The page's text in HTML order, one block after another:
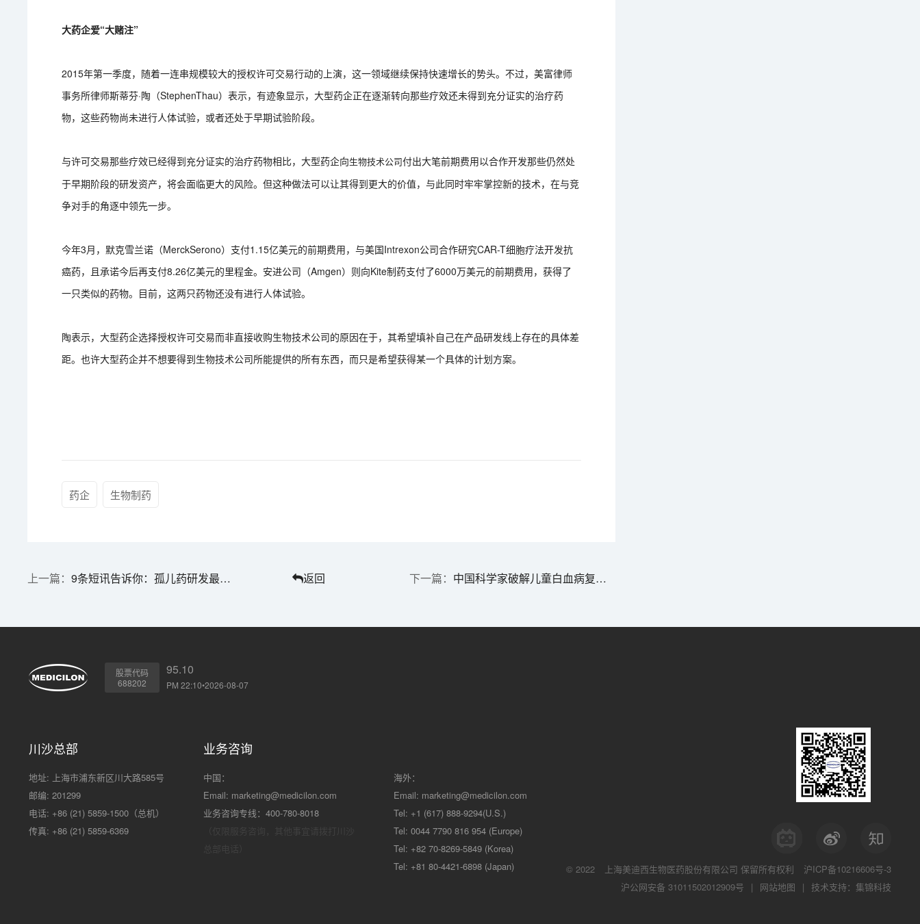
大药企爱“大赌注”
2015年第一季度，随着一连串规模较大的授权许可交易行动的上演，这一领域继续保持快速增长的势头。不过，美富律师
事务所律师斯蒂芬·陶（StephenThau）表示，有迹象显示，大型药企正在逐渐转向那些疗效还未得到充分证实的治疗药
物，这些药物尚未进行人体试验，或者还处于早期试验阶段。
与许可交易那些疗效已经得到充分证实的治疗药物相比，大型药企向生物技术公司付出大笔前期费用以合作开发那些仍然处
于早期阶段的研发资产，将会面临更大的风险。但这种做法可以让其得到更大的价值，与此同时牢牢掌控新的技术，在与竞
争对手的角逐中领先一步。
今年3月，默克雪兰诺（MerckSerono）支付1.15亿美元的前期费用，与美国Intrexon公司合作研究CAR-T细胞疗法开发抗
癌药，且承诺今后再支付8.26亿美元的里程金。安进公司（Amgen）则向Kite制药支付了6000万美元的前期费用，获得了
一只类似的药物。目前，这两只药物还没有进行人体试验。
陶表示，大型药企选择授权许可交易而非直接收购生物技术公司的原因在于，其希望填补自己在产品研发线上存在的具体差
距。也许大型药企并不想要得到生物技术公司所能提供的所有东西，而只是希望获得某一个具体的计划方案。
药企 生物制药
9条短讯告诉你：孤儿药研发最新情况 返回 中国科学家破解儿童白血病复发难题
股票代码
688202
95.10
PM 22:10•2026-08-07
川沙总部
地址: 上海市浦东新区川大路585号
邮编: 201299
电话: +86 (21) 5859-1500（总机）
传真: +86 (21) 5859-6369
业务咨询
中国：
Email: marketing@medicilon.com
业务咨询专线：400-780-8018
海外：
Email: marketing@medicilon.com
Tel: +1 (617) 888-9294(U.S.)
Tel: 0044 7790 816 954 (Europe)
Tel: +82 70-8269-5849 (Korea)
Tel: +81 80-4421-6898 (Japan)
© 2022 上海美迪西生物医药股份有限公司 保留所有权利
沪ICP备10216606号-3
沪公网安备 31011502012909号
| 网站地图 | 技术支持：集锦科技